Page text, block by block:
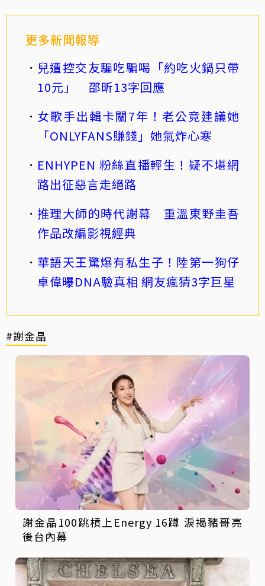
更多新聞報導
兒遭控交友騙吃騙喝「約吃火鍋只帶
10元」 邵昕13字回應
女歌手出輯卡關7年！老公竟建議她
「ONLYFANS賺錢」她氣炸心寒
ENHYPEN 粉絲直播輕生！疑不堪網
路出征惡言走絕路
推理大師的時代謝幕 重溫東野圭吾
作品改編影視經典
華語天王驚爆有私生子！陸第一狗仔
卓偉曝DNA驗真相 網友瘋猜3字巨星
#謝金晶
謝金晶100跳槓上Energy 16蹲 淚揭豬哥亮
後台內幕